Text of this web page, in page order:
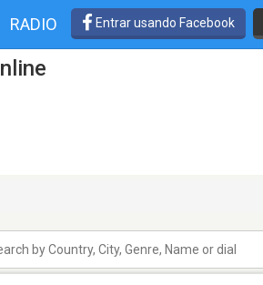
RADIO Entrar usando Facebook